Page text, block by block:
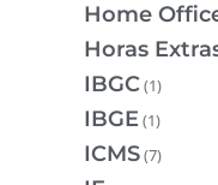
Home
Horas
IBGC(1)
IBGE(1)
ICMS(7)